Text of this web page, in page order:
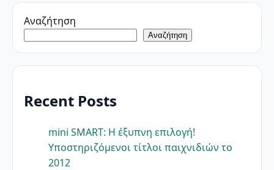
Αναζήτηση
Αναζήτηση
Recent Posts
mini SMART: Η έξυπνη επιλογή!
Υποστηριζόμενοι τίτλοι παιχνιδιών το
2012